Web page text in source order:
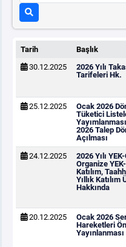
Tarih Başlık
30.12.2025
2026 Yılı
Tarifeleri Hk.
25.12.2025
Ocak 2026
Tüketici
2026 Talep
Açılması
24.12.2025
2026 Yılı
Organize
Katılım,
Yıllık Katılım
Hakkında
20.12.2025
Ocak 2026
Hareketleri
Yayınlanması